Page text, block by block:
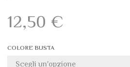
12,50 €